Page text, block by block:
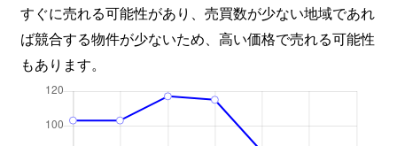
すぐに売れる可能性があり、売買数が少ない地域であれ
ば競合する物件が少ないため、高い価格で売れる可能性
もあります。